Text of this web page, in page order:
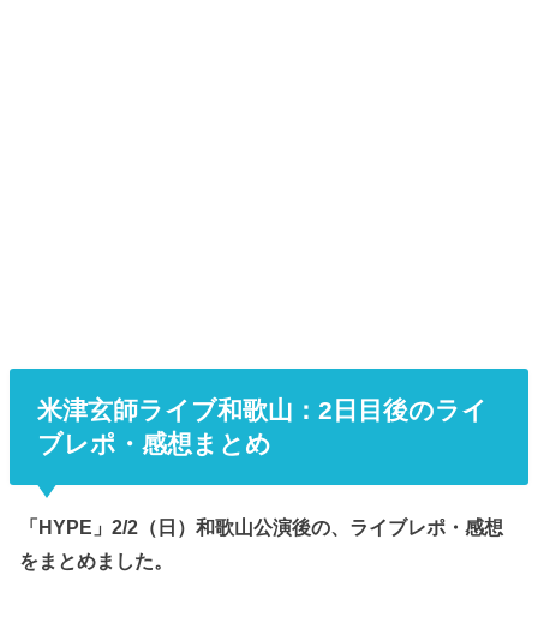
米津玄師ライブ和歌山：2日目後のライ
ブレポ・感想まとめ
「HYPE」2/2（日）和歌山公演後の、ライブレポ・感想
をまとめました。